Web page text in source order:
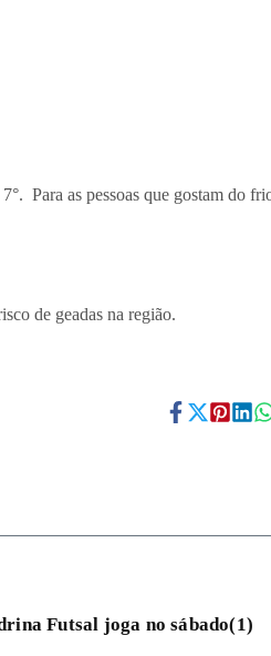
Para as pessoas que gostam do
de geadas na região.
Futsal joga no sábado(1)